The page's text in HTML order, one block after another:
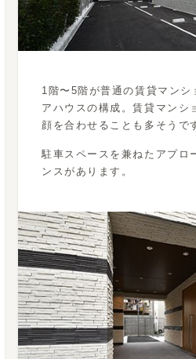
1階〜5階が普通の賃貸マンシ
アハウスの構成。賃貸マンシ
顔を合わせることも多そうで
駐車スペースを兼ねたアプロ
ンスがあります。